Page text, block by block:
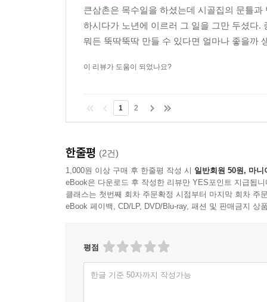
큰삼촌은 목수일을 하셨는데 시골집의 문틀
하시다가 노년에 이르러 그 일을 그만 두셨다.
뭐든 뚝딱뚝딱 만들 수 있다면 얼마나 좋을까
이 리뷰가 도움이 되었나요?
1 2
한줄평 (2건)
1,000원 이상 구매 후 한줄평 작성 시 일반회원 50원, 마니
eBook은 다운로드 후 작성한 리뷰만 YES포인트 지급됩니
클래스는 첫번째 회차 주문확정 시점부터 마지막 회차 주
eBook 페이백, CD/LP, DVD/Blu-ray, 패션 및 판매금지 상
평점
한글 기준 50자까지 작성가능